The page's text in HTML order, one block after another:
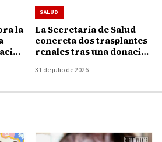
la
SALUD
La Secretaría de Salud
concreta dos trasplantes
renales tras una donación
31 de julio de 2026